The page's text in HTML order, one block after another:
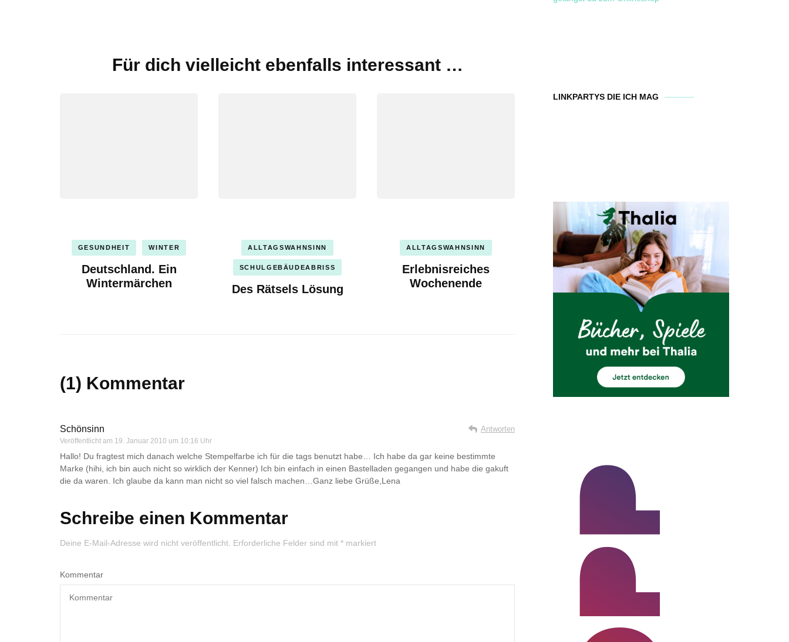
BeitragsnavigationFür dich vielleicht ebenfalls interessant …
GESUNDHEIT WINTER
Deutschland. Ein
Wintermärchen
ALLTAGSWAHNSINN
SCHULGEBÄUDEABRISS
Des Rätsels Lösung
ALLTAGSWAHNSINN
Erlebnisreiches
Wochenende
(1) Kommentar
Schönsinn
Veröffentlicht am 19. Januar 2010 um 10:16 Uhr
Antworten
Hallo! Du fragtest mich danach welche Stempelfarbe ich für die tags benutzt habe… Ich habe da gar keine bestimmte
Marke (hihi, ich bin auch nicht so wirklich der Kenner) Ich bin einfach in einen Bastelladen gegangen und habe die gakuft
die da waren. Ich glaube da kann man nicht so viel falsch machen…Ganz liebe Grüße,Lena
Schreibe einen Kommentar
Deine E-Mail-Adresse wird nicht veröffentlicht. Erforderliche Felder sind mit * markiert
Kommentar
LINKPARTYS DIE ICH MAG